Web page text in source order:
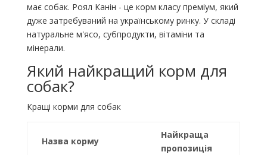
має собак. Роял Канін - це корм класу преміум, який
дуже затребуваний на українському ринку. У складі
натуральне м'ясо, субпродукти, вітаміни та
мінерали.
Який найкращий корм для
собак?
Кращі корми для собак
Назва корму
Найкраща
пропозиція